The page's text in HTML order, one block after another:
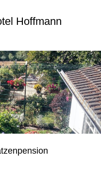
el Hoffmann